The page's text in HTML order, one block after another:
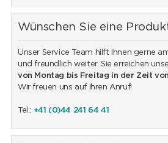
Wünschen Sie eine
Unser Service Team hilft Ihnen gerne
und freundlich weiter. Sie erreichen
von Montag bis Freitag in der Zeit
Wir freuen uns auf Ihren Anruf!
Tel.: +41 (0)44 241 64 41